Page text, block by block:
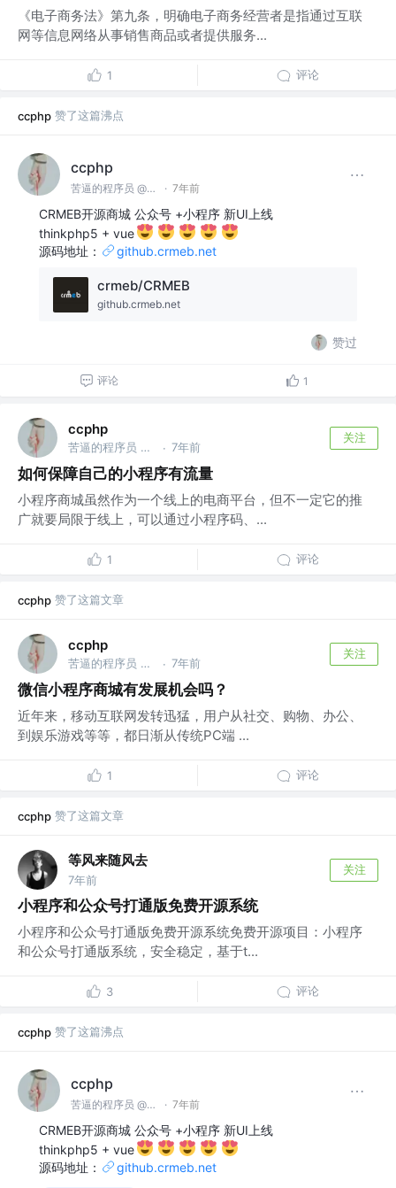
《电子商务法》第九条，明确电子商务经营者是指通过互联
网等信息网络从事销售商品或者提供服务...
1 评论
ccphp 赞了这篇沸点
ccphp
苦逼的程序员 @众邦科技 · 7年前
CRMEB开源商城 公众号 +小程序 新UI上线
thinkphp5 + vue
源码地址：
github.crmeb.net
crmeb/CRMEB
github.crmeb.net
赞过
评论 1
ccphp
苦逼的程序员 @众邦科技 · 7年前
关注
如何保障自己的小程序有流量
小程序商城虽然作为一个线上的电商平台，但不一定它的推
广就要局限于线上，可以通过小程序码、...
1 评论
ccphp 赞了这篇文章
ccphp
苦逼的程序员 @众邦科技 · 7年前
关注
微信小程序商城有发展机会吗？
近年来，移动互联网发转迅猛，用户从社交、购物、办公、
到娱乐游戏等等，都日渐从传统PC端 ...
1 评论
ccphp 赞了这篇文章
等风来随风去
7年前
关注
小程序和公众号打通版免费开源系统
小程序和公众号打通版免费开源系统免费开源项目：小程序
和公众号打通版系统，安全稳定，基于t...
3 评论
ccphp 赞了这篇沸点
ccphp
苦逼的程序员 @众邦科技 · 7年前
CRMEB开源商城 公众号 +小程序 新UI上线
thinkphp5 + vue
源码地址：
github.crmeb.net